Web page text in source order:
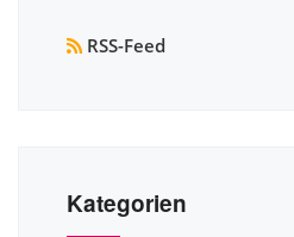
RSS-Feed
Kategorien